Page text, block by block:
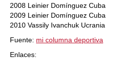
2008 Leinier Domínguez Cuba
2009 Leinier Domínguez Cuba
2010 Vassily Ivanchuk Ucrania
Fuente: mi columna deportiva
Enlaces: